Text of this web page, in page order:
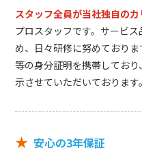
スタッフ全員が当社独自の
プロスタッフです。サービ
め、日々研修に努めており
等の身分証明を携帯してお
示させていただいております。
★ 安心の3年保証